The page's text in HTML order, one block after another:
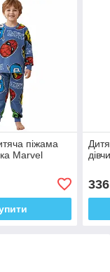
піжама
Marvel
336